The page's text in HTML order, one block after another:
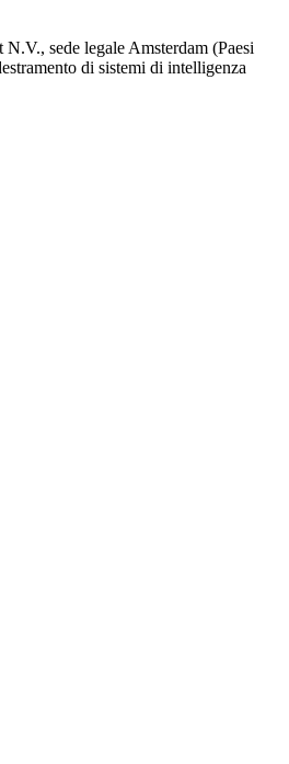
sede legale Amsterdam (Paesi
di sistemi di intelligenza